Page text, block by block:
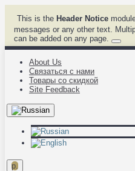
This is the Header Notice
messages or any other text.
can be added on any page.
About Us
Связаться с нами
Товары со скидкой
Site Feedback
р.